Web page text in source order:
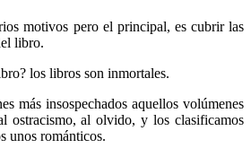
motivos pero el principal, es cubrir las
libro.
los libros son inmortales.
más insospechados aquellos volúmenes
ostracismo, al olvido, y los clasificamos
unos románticos.